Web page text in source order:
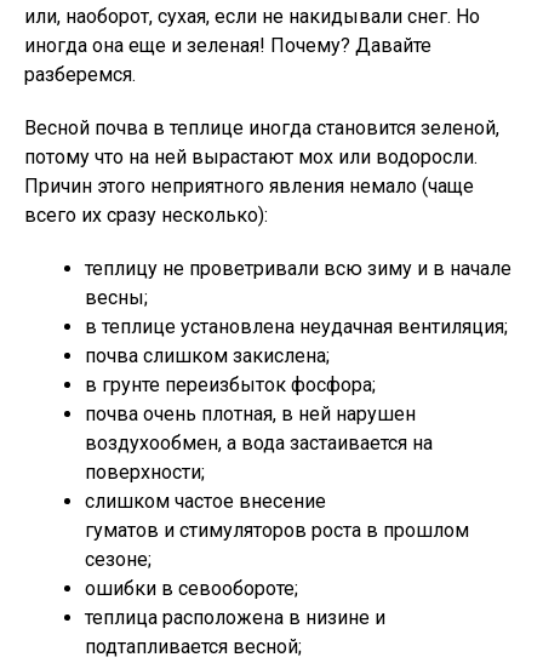
или, наоборот, сухая, если не накидывали снег. Но
иногда она еще и зеленая! Почему? Давайте
разберемся.
Весной почва в теплице иногда становится зеленой,
потому что на ней вырастают мох или водоросли.
Причин этого неприятного явления немало (чаще
всего их сразу несколько):
теплицу не проветривали всю зиму и в начале
весны;
в теплице установлена неудачная вентиляция;
почва слишком закислена;
в грунте переизбыток фосфора;
почва очень плотная, в ней нарушен
воздухообмен, а вода застаивается на
поверхности;
слишком частое внесение
гуматов и стимуляторов роста в прошлом
сезоне;
ошибки в севообороте;
теплица расположена в низине и
подтапливается весной;